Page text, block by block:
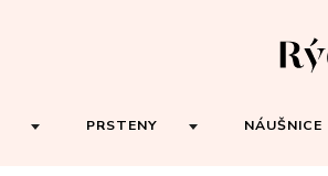
PRSTENY NÁUŠNICE